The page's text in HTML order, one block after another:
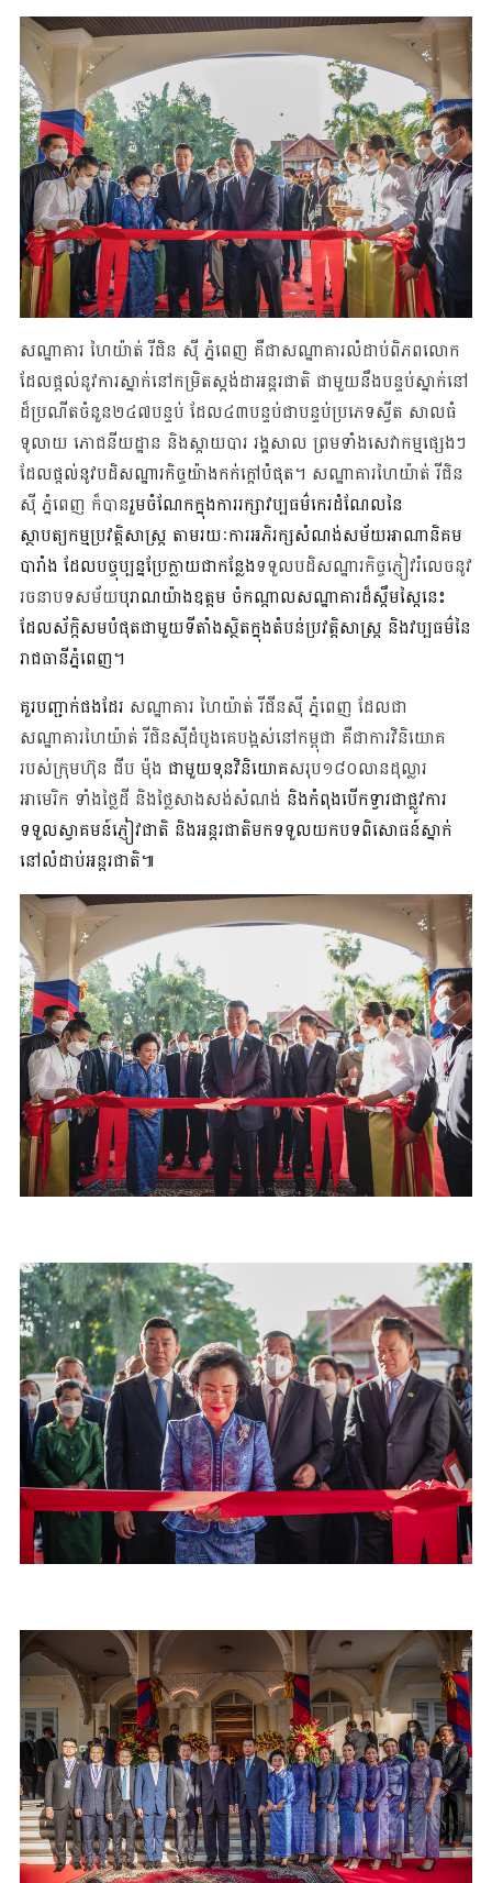
សណ្ឋាគារ ហៃយ៉ាត់ រីជិន ស៊ី ភ្នំពេញ គឺជាសណ្ឋាគារលំដាប់ពិភពលោក
ដែលផ្ដល់នូវការស្នាក់នៅកម្រិតស្ដង់ដាអន្តរជាតិ ជាមួយនឹងបន្ទប់ស្នាក់នៅ
ដ៏ប្រណីតចំនួន២៤៧បន្ទប់ ដែល​៤៣​បន្ទប់ជាបន្ទប់ប្រភេទស្វីត សាលធំ
ទូលាយ ភោជនីយដ្ឋាន និង​ស្កាយបារ រង្គសាល ព្រមទាំងសេវាកម្មផ្សេងៗ
ដែលផ្ដល់នូវបដិសណ្ឋារកិច្ចយ៉ាងកក់ក្តៅបំផុត។ សណ្ឋាគារហៃយ៉ាត់ រីជិន
ស៊ី ភ្នំពេញ ក៏​បាន​រួមចំណែកក្នុងការរក្សាវប្បធម៌កេរ​ដំណែល​នៃ
ស្ថាបត្យកម្មប្រវត្តិសាស្រ្ត តាមរយៈការអភិរក្សសំណង់សម័យអាណានិគម
បារាំង ដែលបច្ចុប្បន្នប្រែក្លាយជាកន្លែងទទួលបដិសណ្ឋារកិច្ចភ្ញៀវរំលេច​នូវ
រចនាបទសម័យបុរាណយ៉ាង​ឧត្តម ចំកណ្តាលសណ្ឋាគារដ៏ស្កឹមស្កៃនេះ ​
ដែលស័ក្ដិសមបំផុតជាមួយទីតាំងស្ថិត​ក្នុងតំបន់ប្រវត្តិសាស្ដ្រ និង​វប្បធម៌​នៃ​
រាជធានី​ភ្នំពេញ។
គួរបញ្ជាក់ផងដែរ​ សណ្ឋាគារ ហៃយ៉ាត់ រីជីនស៊ី ភ្នំពេញ ដែលជា
សណ្ឋាគារហៃយ៉ាត់ រីជិនស៊ីដំបូងគេបង្អស់នៅកម្ពុជា គឺជាការវិនិយោគ
របស់ក្រុមហ៊ុន ជីប ម៉ុង ​ ជាមួយទុនវិនិយោគ​សរុ​ប​១៨០លាន​ដុល្លារ​
អាមេរិក​ ទាំង​ថ្លៃ​ដី​ និង​ថ្លៃសាងសង់សំណង់​ និងកំពុងបើកទ្វារជាផ្លូវការ
ទទួលស្វាគមន៍ភ្ញៀវជាតិ និង​អន្តរជាតិ​មកទទួលយកបទពិសោធន៍​ស្នាក់​
នៅលំដាប់អន្តរជាតិ​​៕